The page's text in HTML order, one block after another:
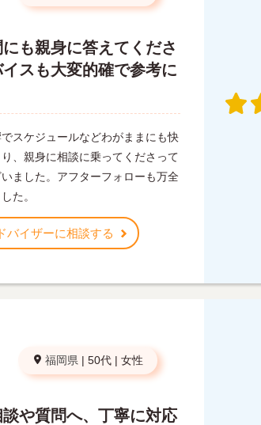
も親身に答えてくださ
イスも大変的確で参考に
スケジュールなどわがままにも快
、親身に相談に乗ってくださって
ました。アフターフォローも万全
た。
バイザーに相談する
福岡県 | 50代 | 女性
や質問へ、丁寧に対応